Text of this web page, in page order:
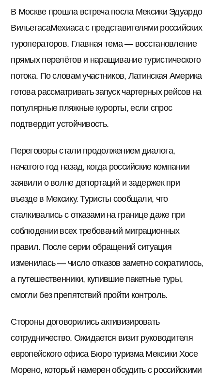
В Москве прошла встреча посла Мексики Эдуардо
ВильегасаМехиаса с представителями российских
туроператоров. Главная тема — восстановление
прямых перелётов и наращивание туристического
потока. По словам участников, Латинская Америка
готова рассматривать запуск чартерных рейсов на
популярные пляжные курорты, если спрос
подтвердит устойчивость.
Переговоры стали продолжением диалога,
начатого год назад, когда российские компании
заявили о волне депортаций и задержек при
въезде в Мексику. Туристы сообщали, что
сталкивались с отказами на границе даже при
соблюдении всех требований миграционных
правил. После серии обращений ситуация
изменилась — число отказов заметно сократилось,
а путешественники, купившие пакетные туры,
смогли без препятствий пройти контроль.
Стороны договорились активизировать
сотрудничество. Ожидается визит руководителя
европейского офиса Бюро туризма Мексики Хосе
Морено, который намерен обсудить с российскими